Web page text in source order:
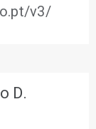
v3/
D.